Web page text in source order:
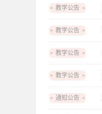
教学公告
教学公告
教学公告
教学公告
通知公告